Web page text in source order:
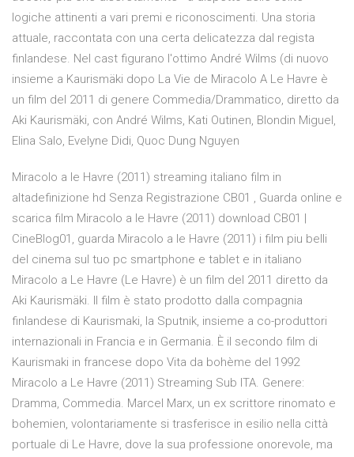
logiche attinenti a vari premi e riconoscimenti. Una storia
attuale, raccontata con una certa delicatezza dal regista
finlandese. Nel cast figurano l'ottimo André Wilms (di nuovo
insieme a Kaurismäki dopo La Vie de Miracolo A Le Havre è
un film del 2011 di genere Commedia/Drammatico, diretto da
Aki Kaurismäki, con André Wilms, Kati Outinen, Blondin Miguel,
Elina Salo, Evelyne Didi, Quoc Dung Nguyen
Miracolo a le Havre (2011) streaming italiano film in
altadefinizione hd Senza Registrazione CB01 , Guarda online e
scarica film Miracolo a le Havre (2011) download CB01 |
CineBlog01, guarda Miracolo a le Havre (2011) i film piu belli
del cinema sul tuo pc smartphone e tablet e in italiano
Miracolo a Le Havre (Le Havre) è un film del 2011 diretto da
Aki Kaurismäki. Il film è stato prodotto dalla compagnia
finlandese di Kaurismaki, la Sputnik, insieme a co-produttori
internazionali in Francia e in Germania. È il secondo film di
Kaurismaki in francese dopo Vita da bohème del 1992
Miracolo a Le Havre (2011) Streaming Sub ITA. Genere:
Dramma, Commedia. Marcel Marx, un ex scrittore rinomato e
bohemien, volontariamente si trasferisce in esilio nella città
portuale di Le Havre, dove la sua professione onorevole, ma